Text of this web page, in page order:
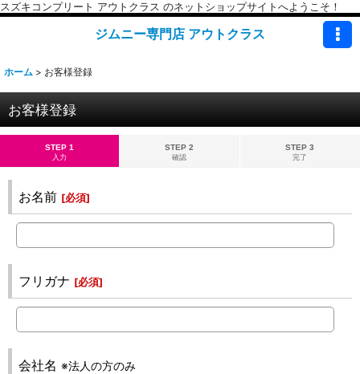
スズキコンプリート アウトクラス のネットショップサイトへようこそ！
ジムニー専門店 アウトクラス
ホーム > お客様登録
お客様登録
STEP 1
入力
STEP 2
確認
STEP 3
完了
お名前 [必須]
フリガナ [必須]
会社名 ※法人の方のみ